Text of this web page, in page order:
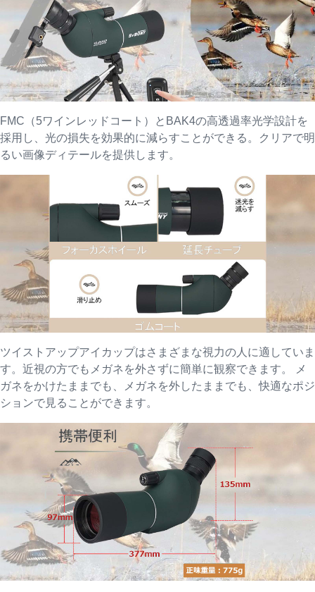
FMC（5ワインレッドコート）とBAK4の高透過率光学設計を
採用し、光の損失を効果的に減らすことができる。クリアで明
るい画像ディテールを提供します。
ツイストアップアイカップはさまざまな視力の人に適していま
す。近視の方でもメガネを外さずに簡単に観察できます。 メ
ガネをかけたままでも、メガネを外したままでも、快適なポジ
ションで見ることができます。